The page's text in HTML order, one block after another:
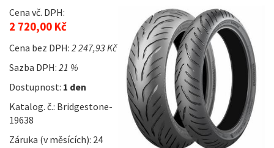
Cena vč. DPH:
2 720,00 Kč
Cena bez DPH: 2 247,93 Kč
Sazba DPH: 21 %
Dostupnost: 1 den
Katalog. č.: Bridgestone-
19638
Záruka (v měsících): 24